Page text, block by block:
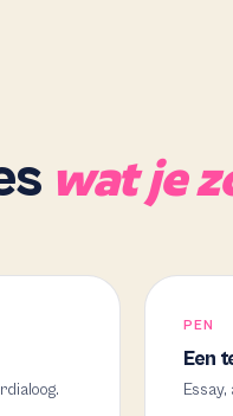
wat je
PEN
Een